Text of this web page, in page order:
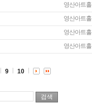
영산아트홀
영산아트홀
영산아트홀
영산아트홀
9 10